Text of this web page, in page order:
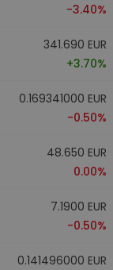
-3.40%
341.690 EUR
+3.70%
0.169341000 EUR
-0.50%
48.650 EUR
0.00%
7.1900 EUR
-0.50%
0.141496000 EUR